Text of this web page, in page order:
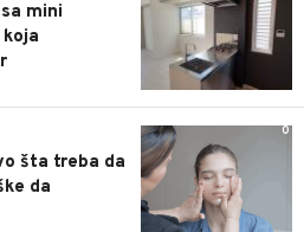
mini
0
šta treba da
da